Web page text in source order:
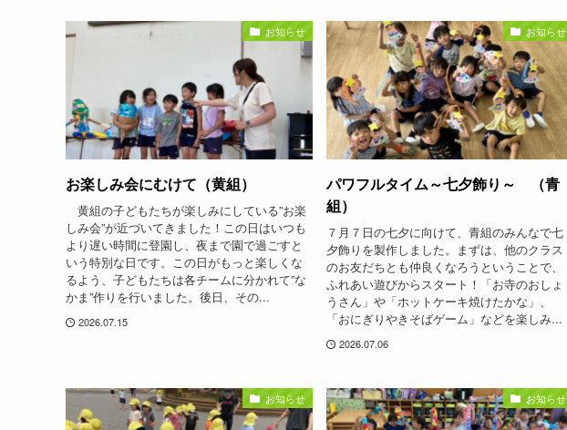
お知らせ
お楽しみ会にむけて（黄組）
黄組の子どもたちが楽しみにしている”お楽
しみ会”が近づいてきました！この日はいつも
より遅い時間に登園し、夜まで園で過ごすと
いう特別な日です。この日がもっと楽しくな
るよう、子どもたちは各チームに分かれて”な
かま”作りを行いました。後日、その...
2026.07.15
お知らせ
パワフルタイム～七夕飾り～ （青
組）
７月７日の七夕に向けて、青組のみんなで七
夕飾りを製作しました。まずは、他のクラス
のお友だちとも仲良くなろうということで、
ふれあい遊びからスタート！「お寺のおしょ
うさん」や「ホットケーキ焼けたかな」、
「おにぎりやきそばゲーム」などを楽しみ...
2026.07.06
お知らせ お知らせ